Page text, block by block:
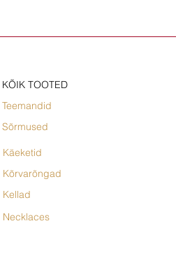
KÕIK TOOTED
Teemandid
Sõrmused
Käeketid
Kõrvarõngad
Kellad
Necklaces